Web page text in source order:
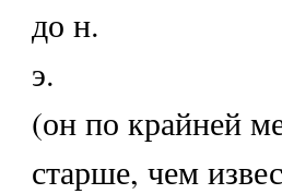
до н.
э.
(он по крайней
старше, чем